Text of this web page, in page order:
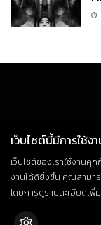
©
เว็บไซต์นี้มีการใช้ง
เว็บไซต์ของเราใช้งานคุ
งานได้ดียิ่งขึ้น คุณสามา
โดยการดูรายละเอียดเพิ่